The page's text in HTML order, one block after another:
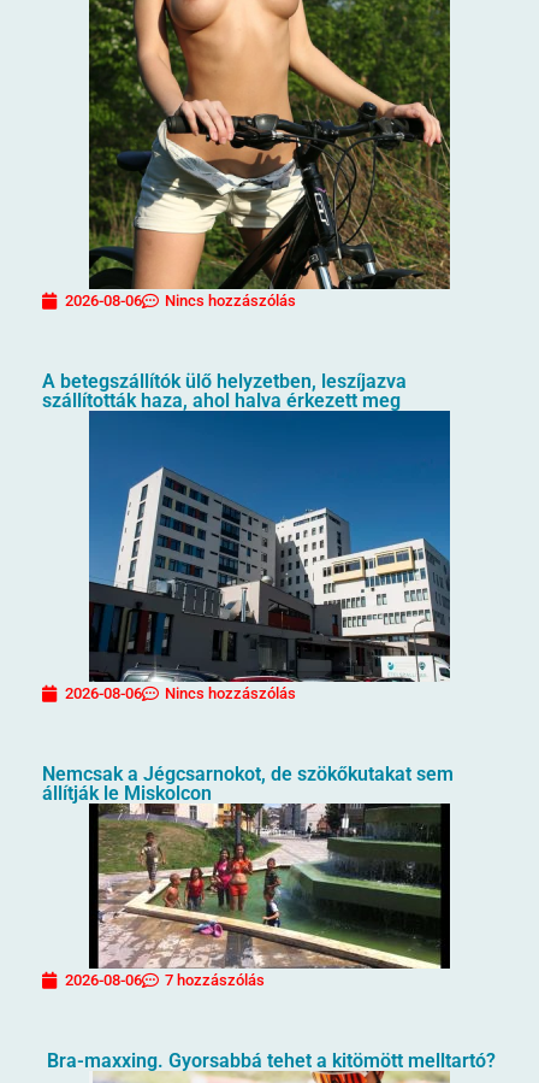
2026-08-06 Nincs hozzászólás
A betegszállítók ülő helyzetben, leszíjazva
szállították haza, ahol halva érkezett meg
2026-08-06 Nincs hozzászólás
Nemcsak a Jégcsarnokot, de szökőkutakat sem
állítják le Miskolcon
2026-08-06 7 hozzászólás
Bra-maxxing. Gyorsabbá tehet a kitömött melltartó?